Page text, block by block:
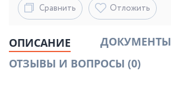
Сравнить Отложить
ОПИСАНИЕ
ДОКУМЕНТЫ
ОТЗЫВЫ И ВОПРОСЫ (0)